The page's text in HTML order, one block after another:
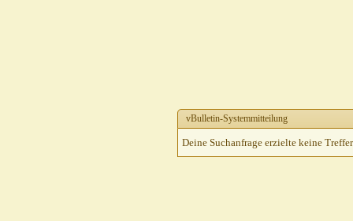
vBulletin-Systemmitteilung
Deine Suchanfrage erzielte keine